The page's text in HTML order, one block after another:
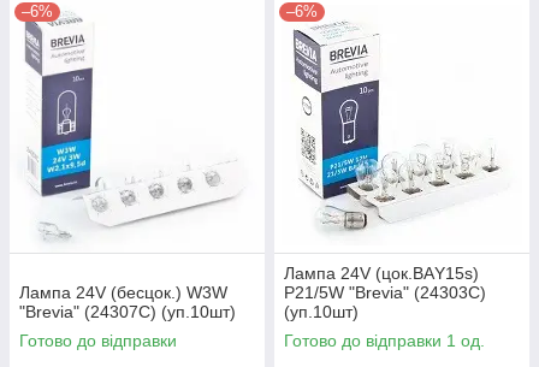
–6%
Лампа 24V (бесцок.) W3W
"Brevia" (24307C) (уп.10шт)
Готово до відправки
–6%
Лампа 24V (цок.ВАY15s)
P21/5W "Brevia" (24303C)
(уп.10шт)
Готово до відправки 1 од.